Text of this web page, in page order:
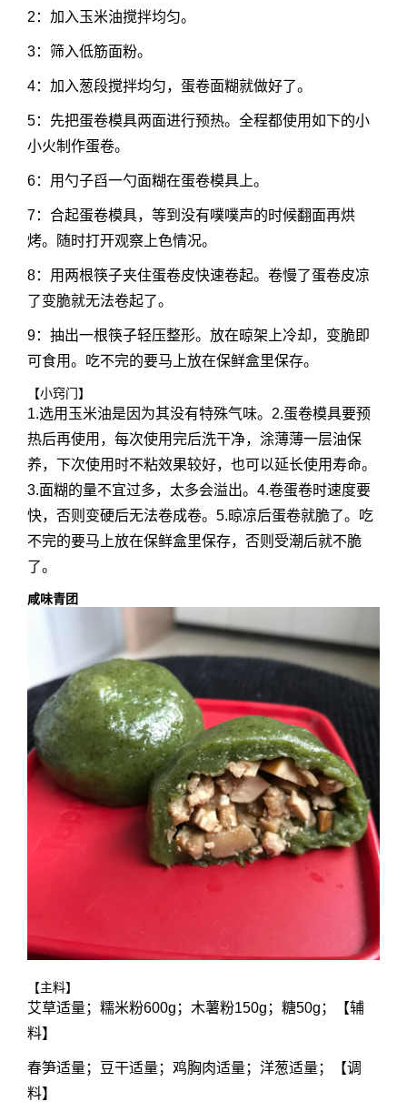
2：加入玉米油搅拌均匀。
3：筛入低筋面粉。
4：加入葱段搅拌均匀，蛋卷面糊就做好了。
5：先把蛋卷模具两面进行预热。全程都使用如下的小
小火制作蛋卷。
6：用勺子舀一勺面糊在蛋卷模具上。
7：合起蛋卷模具，等到没有噗噗声的时候翻面再烘
烤。随时打开观察上色情况。
8：用两根筷子夹住蛋卷皮快速卷起。卷慢了蛋卷皮凉
了变脆就无法卷起了。
9：抽出一根筷子轻压整形。放在晾架上冷却，变脆即
可食用。吃不完的要马上放在保鲜盒里保存。
【小窍门】
1.选用玉米油是因为其没有特殊气味。2.蛋卷模具要预
热后再使用，每次使用完后洗干净，涂薄薄一层油保
养，下次使用时不粘效果较好，也可以延长使用寿命。
3.面糊的量不宜过多，太多会溢出。4.卷蛋卷时速度要
快，否则变硬后无法卷成卷。5.晾凉后蛋卷就脆了。吃
不完的要马上放在保鲜盒里保存，否则受潮后就不脆
了。
咸味青团
【主料】
艾草适量；糯米粉600g；木薯粉150g；糖50g；【辅
料】
春笋适量；豆干适量；鸡胸肉适量；洋葱适量；【调
料】